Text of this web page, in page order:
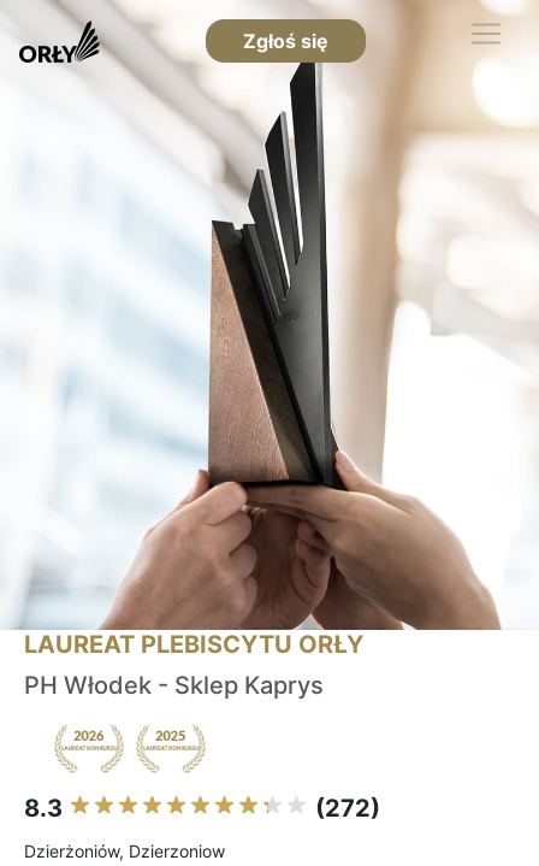
Zgłoś się
LAUREAT PLEBISCYTU ORŁY
PH Włodek - Sklep Kaprys
8.3 (272)
Dzierżoniów, Dzierzoniow